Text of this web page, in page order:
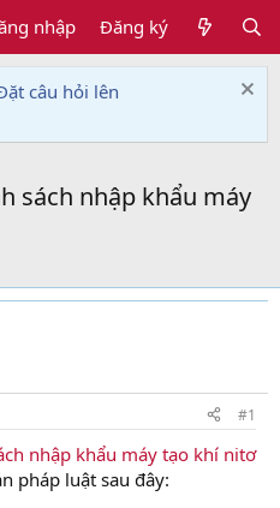
nhập Đăng ký
câu hỏi lên
sách nhập khẩu máy
#1
nhập khẩu máy tạo khí nitơ
pháp luật sau đây: